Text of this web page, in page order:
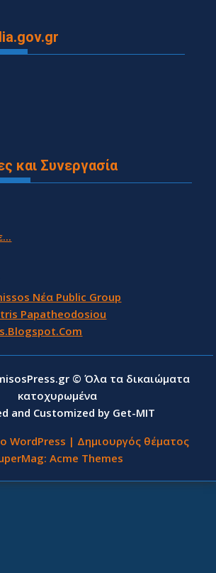
και Συνεργασία
Νέα Public Group
Papatheodosiou
© Όλα τα δικαιώματα
κατοχυρωμένα
and Customized by Get-MIT
WordPress | Δημιουργός θέματος
Acme Themes